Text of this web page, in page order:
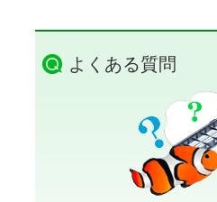
よくある質問